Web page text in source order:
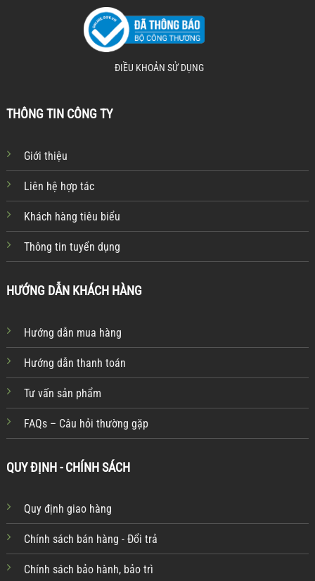
ĐIỀU KHOẢN SỬ DỤNG
THÔNG TIN CÔNG TY
Giới thiệu
Liên hệ hợp tác
Khách hàng tiêu biểu
Thông tin tuyển dụng
HƯỚNG DẪN KHÁCH HÀNG
Hướng dẫn mua hàng
Hướng dẫn thanh toán
Tư vấn sản phẩm
FAQs – Câu hỏi thường gặp
QUY ĐỊNH - CHÍNH SÁCH
Quy định giao hàng
Chính sách bán hàng - Đổi trả
Chính sách bảo hành, bảo trì